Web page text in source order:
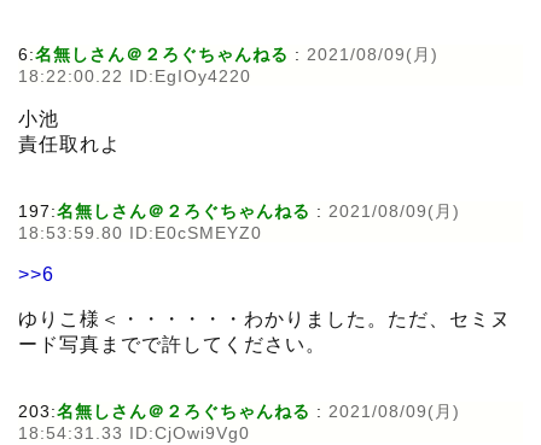
6:名無しさん＠２ろぐちゃんねる : 2021/08/09(月)
18:22:00.22 ID:EgIOy4220
小池
責任取れよ
197:名無しさん＠２ろぐちゃんねる : 2021/08/09(月)
18:53:59.80 ID:E0cSMEYZ0
>>6
ゆりこ様＜・・・・・・わかりました。ただ、セミヌ
ード写真までで許してください。
203:名無しさん＠２ろぐちゃんねる : 2021/08/09(月)
18:54:31.33 ID:CjOwi9Vg0